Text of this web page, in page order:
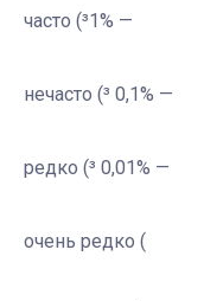
часто (³1% —
нечасто (³ 0,1% —
редко (³ 0,01% —
очень редко (